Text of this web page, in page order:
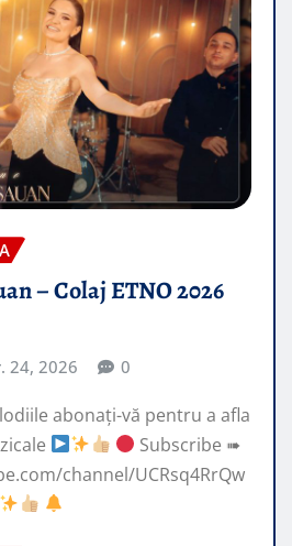
– Colaj ETNO 2026
24, 2026 0
abonați-vă pentru a afla
Subscribe ➠
channel/UCRsq4RrQw